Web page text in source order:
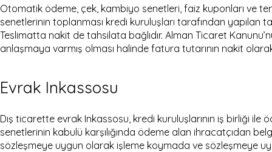
Otomatik ödeme, çek, kambiyo senetleri, faiz kuponları ve
senetlerinin toplanması kredi kuruluşları tarafından yapılan
Teslimatta nakit de tahsilata bağlıdır. Alman Ticaret
anlaşmaya varmış olması halinde fatura tutarının nakit
Evrak Inkassosu
Dış ticarette evrak Inkassosu, kredi kuruluşlarının iş birliği
senetlerinin kabulü karşılığında ödeme alan ihracatçıdan
sözleşmeye uygun olarak işleme koymada ve sözleşmeye